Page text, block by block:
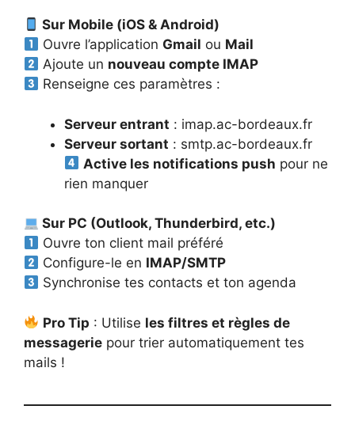
Sur Mobile (iOS & Android)
Ouvre l’application Gmail ou Mail
Ajoute un nouveau compte IMAP
Renseigne ces paramètres :
Serveur entrant : imap.ac-bordeaux.fr
Serveur sortant : smtp.ac-bordeaux.fr
Active les notifications push pour ne
rien manquer
Sur PC (Outlook, Thunderbird, etc.)
Ouvre ton client mail préféré
Configure-le en IMAP/SMTP
Synchronise tes contacts et ton agenda
Pro Tip : Utilise les filtres et règles de
messagerie pour trier automatiquement tes
mails !